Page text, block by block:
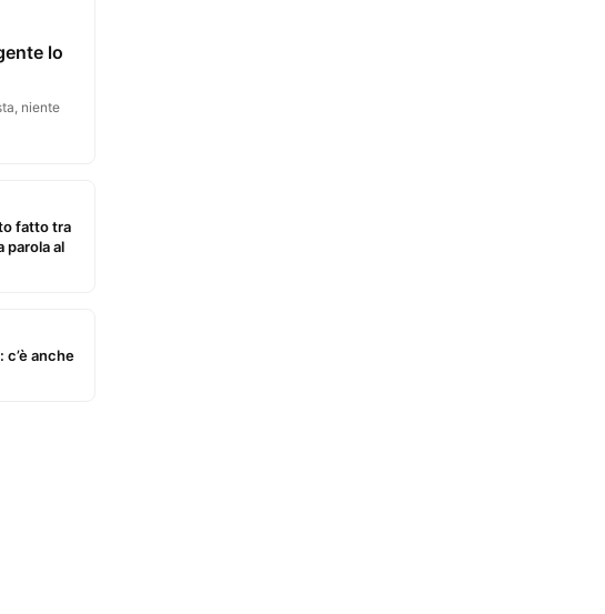
lo
niente
fatto tra
parola al
c’è anche